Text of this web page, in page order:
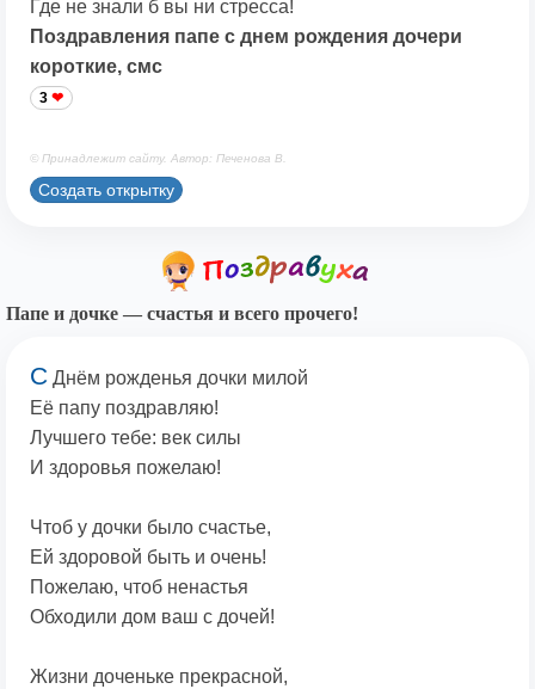
Где не знали б вы ни стресса!
Поздравления папе с днем рождения дочери
короткие, смс
3
© Принадлежит сайту. Автор: Печенова В.
Создать открытку
Папе и дочке — счастья и всего прочего!
С Днём рожденья дочки милой
Её папу поздравляю!
Лучшего тебе: век силы
И здоровья пожелаю!
Чтоб у дочки было счастье,
Ей здоровой быть и очень!
Пожелаю, чтоб ненастья
Обходили дом ваш с дочей!
Жизни доченьке прекрасной,